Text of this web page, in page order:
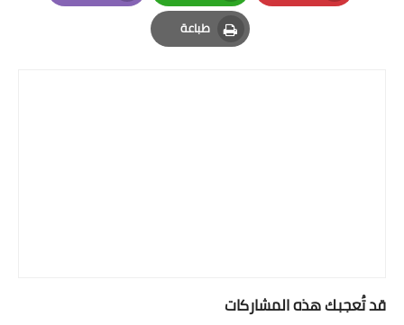
Pinterest
Whatsapp
Email
طباعة
Print
قد تُعجبك هذه المشاركات